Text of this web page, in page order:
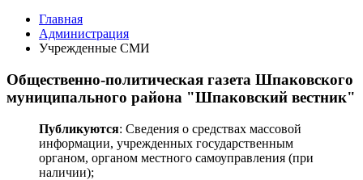
Главная
Администрация
Учрежденные СМИ
Общественно-политическая газета Шпаковского
муниципального района "Шпаковский вестник"
Публикуются: Сведения о средствах массовой
информации, учрежденных государственным
органом, органом местного самоуправления (при
наличии);